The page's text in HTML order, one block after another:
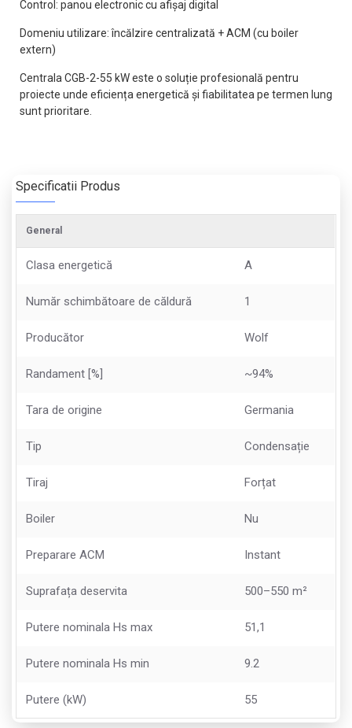
Control: panou electronic cu afișaj digital
Domeniu utilizare: încălzire centralizată + ACM (cu boiler
extern)
Centrala CGB-2-55 kW este o soluție profesională pentru
proiecte unde eficiența energetică și fiabilitatea pe termen lung
sunt prioritare.
Specificatii Produs
General
Clasa energetică A
Număr schimbătoare de căldură 1
Producător Wolf
Randament [%] ~94%
Tara de origine Germania
Tip Condensație
Tiraj Forțat
Boiler Nu
Preparare ACM Instant
Suprafața deservita 500–550 m²
Putere nominala Hs max 51,1
Putere nominala Hs min 9.2
Putere (kW) 55